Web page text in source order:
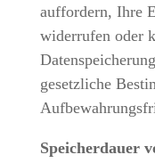
auffordern, Ihre
widerrufen oder
gesetzliche
Speicherdauer